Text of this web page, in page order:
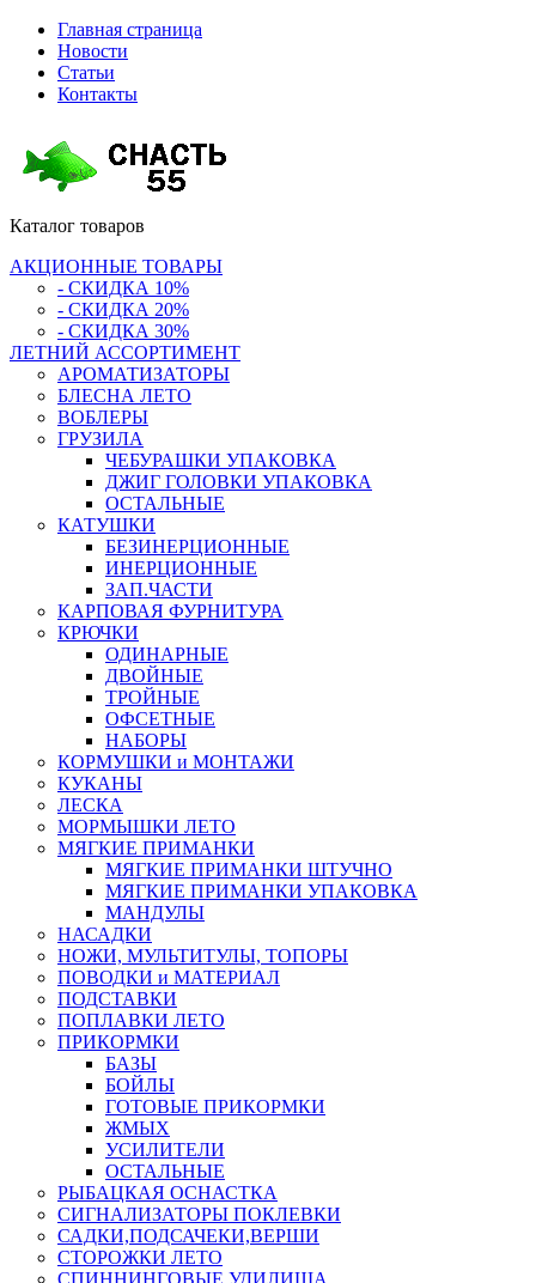
Главная страница
Новости
Статьи
Контакты
Каталог товаров
АКЦИОННЫЕ ТОВАРЫ
- СКИДКА 10%
- СКИДКА 20%
- СКИДКА 30%
ЛЕТНИЙ АССОРТИМЕНТ
АРОМАТИЗАТОРЫ
БЛЕСНА ЛЕТО
ВОБЛЕРЫ
ГРУЗИЛА
ЧЕБУРАШКИ УПАКОВКА
ДЖИГ ГОЛОВКИ УПАКОВКА
ОСТАЛЬНЫЕ
КАТУШКИ
БЕЗИНЕРЦИОННЫЕ
ИНЕРЦИОННЫЕ
ЗАП.ЧАСТИ
КАРПОВАЯ ФУРНИТУРА
КРЮЧКИ
ОДИНАРНЫЕ
ДВОЙНЫЕ
ТРОЙНЫЕ
ОФСЕТНЫЕ
НАБОРЫ
КОРМУШКИ и МОНТАЖИ
КУКАНЫ
ЛЕСКА
МОРМЫШКИ ЛЕТО
МЯГКИЕ ПРИМАНКИ
МЯГКИЕ ПРИМАНКИ ШТУЧНО
МЯГКИЕ ПРИМАНКИ УПАКОВКА
МАНДУЛЫ
НАСАДКИ
НОЖИ, МУЛЬТИТУЛЫ, ТОПОРЫ
ПОВОДКИ и МАТЕРИАЛ
ПОДСТАВКИ
ПОПЛАВКИ ЛЕТО
ПРИКОРМКИ
БАЗЫ
БОЙЛЫ
ГОТОВЫЕ ПРИКОРМКИ
ЖМЫХ
УСИЛИТЕЛИ
ОСТАЛЬНЫЕ
РЫБАЦКАЯ ОСНАСТКА
СИГНАЛИЗАТОРЫ ПОКЛЕВКИ
САДКИ,ПОДСАЧЕКИ,ВЕРШИ
СТОРОЖКИ ЛЕТО
СПИННИНГОВЫЕ УДИЛИЩА